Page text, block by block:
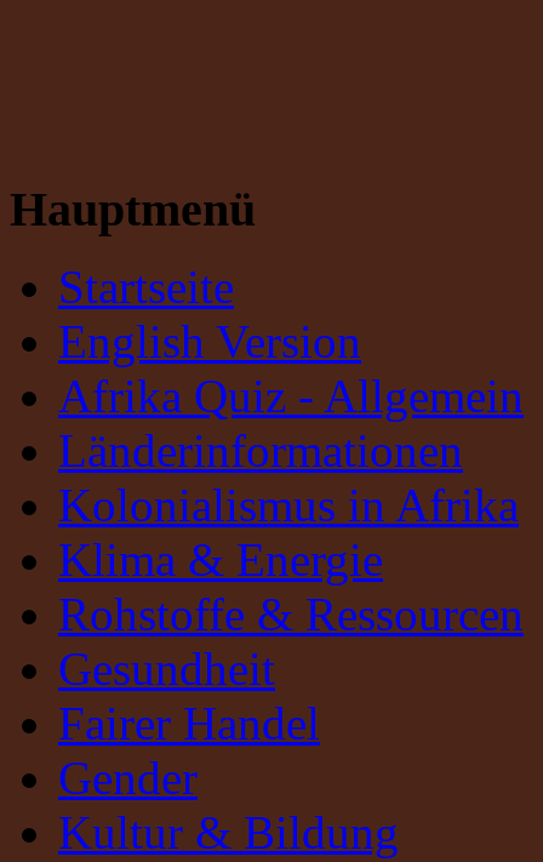
Hauptmenü
Startseite
English Version
Afrika Quiz - Allgemein
Länderinformationen
Kolonialismus in Afrika
Klima & Energie
Rohstoffe & Ressourcen
Gesundheit
Fairer Handel
Gender
Kultur & Bildung